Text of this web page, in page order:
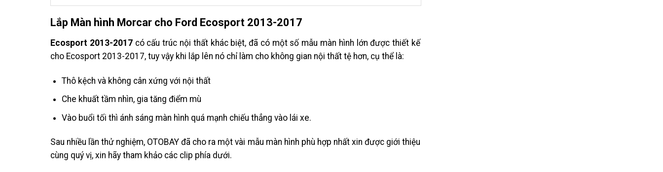
Lắp Màn hình Morcar cho Ford Ecosport 2013-2017
Ecosport 2013-2017có cấu trúc nội thất khác biệt, đã có một số mẫu màn hình lớn được thiết kế
cho Ecosport 2013-2017, tuy vậy khi lắp lên nó chỉ làm cho không gian nội thất tệ hơn, cụ thể là:
Thô kệch và không cân xứng với nội thất
Che khuất tầm nhìn, gia tăng điểm mù
Vào buổi tối thì ánh sáng màn hình quá mạnh chiếu thẳng vào lái xe.
Sau nhiều lần thử nghiệm, OTOBAY đã cho ra một vài mẫu màn hình phù hợp nhất xin được giới thiệu
cùng quý vị, xin hãy tham khảo các clip phía dưới.